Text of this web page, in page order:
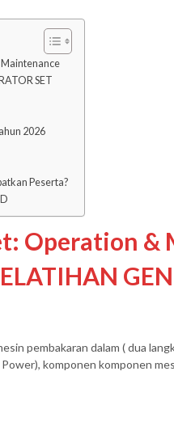
SET
2026
Peserta?
Operation &
pembakaran dalam ( dua
komponen komponen